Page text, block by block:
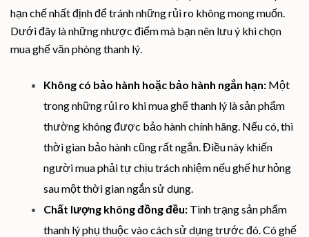
hạn chế nhất định để tránh những rủi ro không mong muốn.
Dưới đây là những nhược điểm mà bạn nên lưu ý khi chọn
mua ghế văn phòng thanh lý.
Không có bảo hành hoặc bảo hành ngắn hạn: Một
trong những rủi ro khi mua ghế thanh lý là sản phẩm
thường không được bảo hành chính hãng. Nếu có, thì
thời gian bảo hành cũng rất ngắn. Điều này khiến
người mua phải tự chịu trách nhiệm nếu ghế hư hỏng
sau một thời gian ngắn sử dụng.
Chất lượng không đồng đều: Tình trạng sản phẩm
thanh lý phụ thuộc vào cách sử dụng trước đó. Có ghế